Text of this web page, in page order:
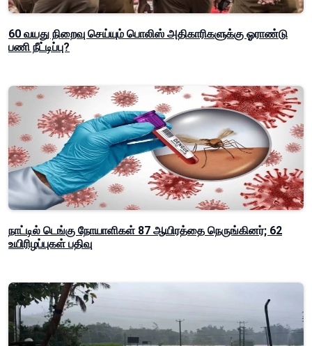
60 வயது நிறைவு செய்யும் பொலிஸ் அதிகாரிகளுக்கு ஓராண்டு
பணி நீட்டிப்பு?
நாட்டில் டெங்கு நோயாளிகள் 87 ஆயிரத்தை நெருங்கினர்; 62
உயிரிழப்புகள் பதிவு